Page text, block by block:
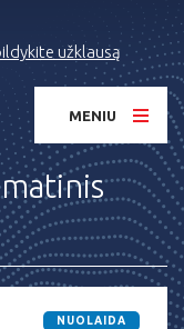
užklausą
MENIU
NUOLAIDA